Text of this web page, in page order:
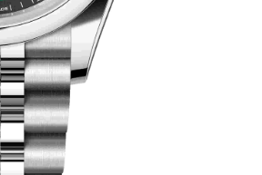
（需提前预约）
层1205室（需提前预约）
字楼9层907室（需提前预约）
11层1104室（需提前预约）
室（需提前预约）
楼C座22层08室（需提前预约）
09室（需提前预约）